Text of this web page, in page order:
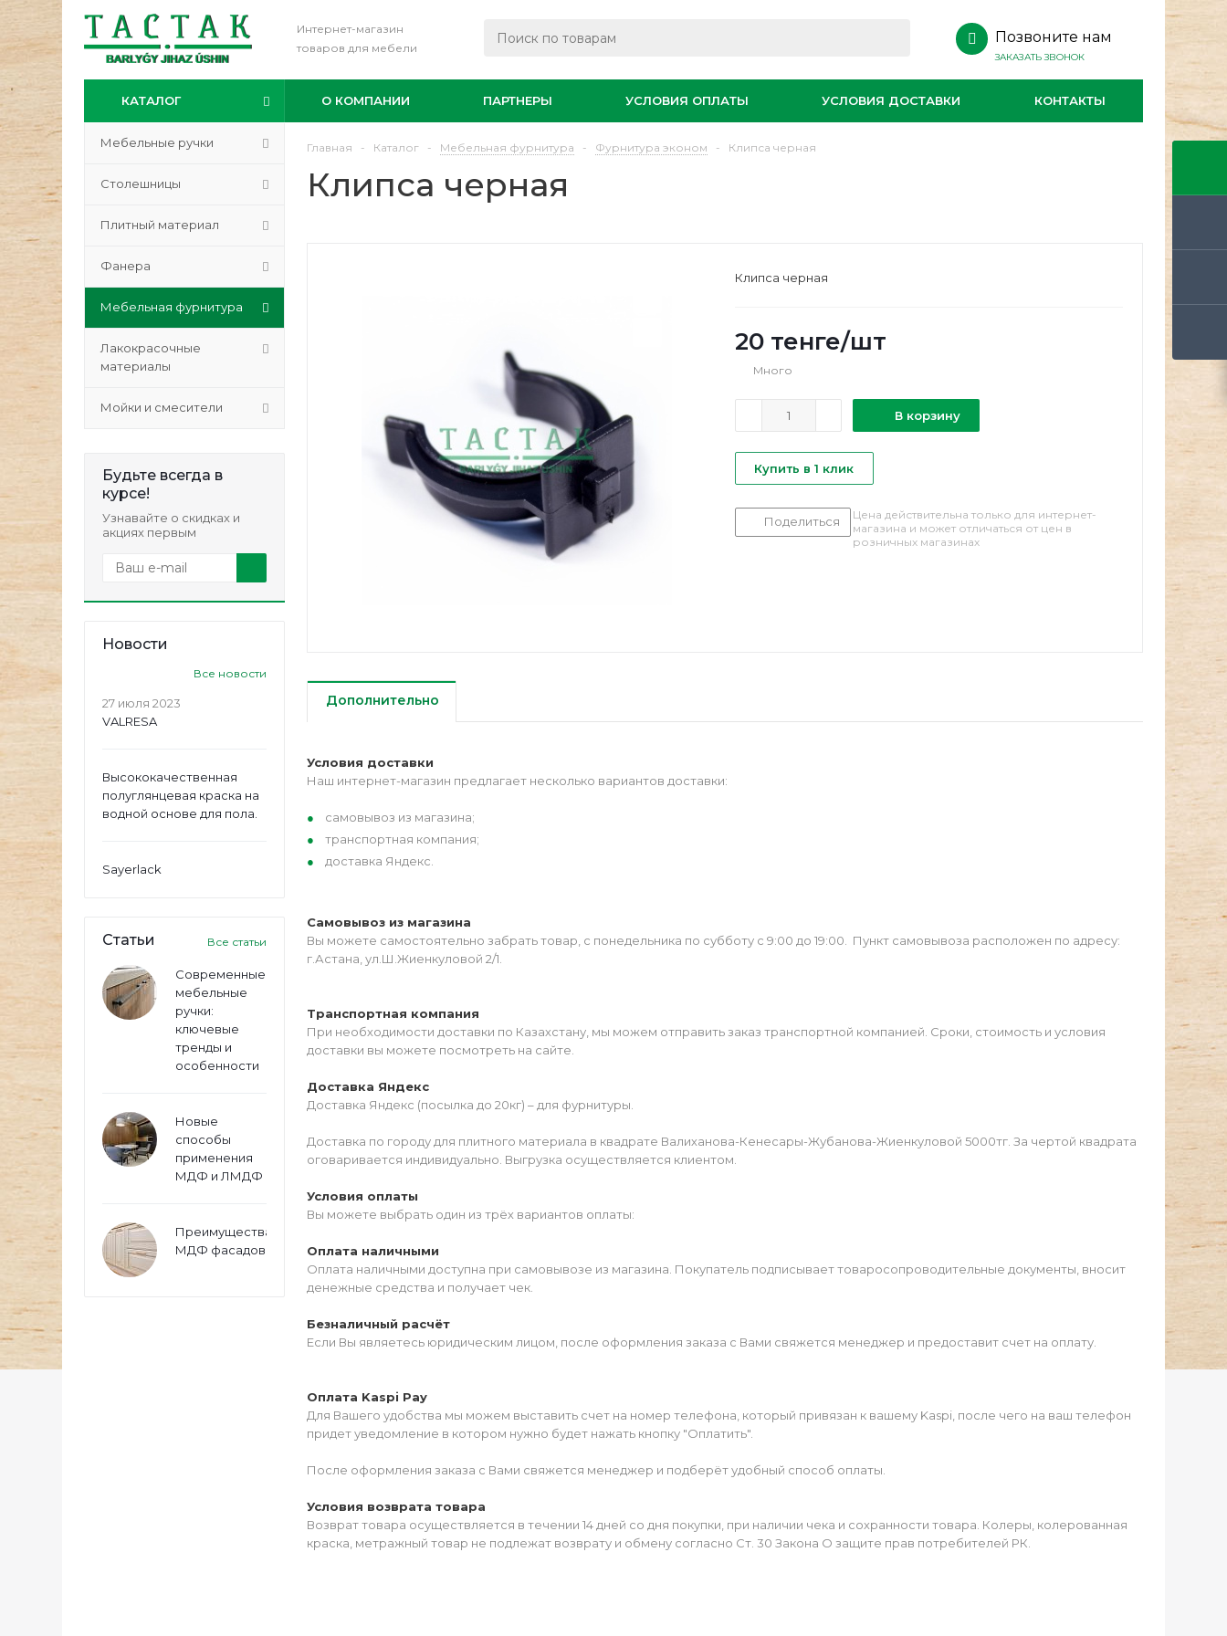
Интернет-магазин
товаров для мебели
Позвоните нам
ЗАКАЗАТЬ ЗВОНОК
КАТАЛОГ О КОМПАНИИ ПАРТНЕРЫ УСЛОВИЯ ОПЛАТЫ УСЛОВИЯ ДОСТАВКИ КОНТАКТЫ
Мебельные ручки
Столешницы
Плитный материал
Фанера
Мебельная фурнитура
Лакокрасочные
материалы
Мойки и смесители
Будьте всегда в
курсе!
Узнавайте о скидках и
акциях первым
Новости
Все новости
27 июля 2023
VALRESA
Высококачественная
полуглянцевая краска на
водной основе для пола.
Sayerlack
Статьи Все статьи
Современные
мебельные
ручки:
ключевые
тренды и
особенности
Новые
способы
применения
МДФ и ЛМДФ
Преимущества
МДФ фасадов
Главная - Каталог - Мебельная фурнитура - Фурнитура эконом - Клипса черная
Клипса черная
Клипса черная
20 тенге/шт
Много
В корзину
Купить в 1 клик
Поделиться
Цена действительна только для интернет-
магазина и может отличаться от цен в
розничных магазинах
Дополнительно
Условия доставки
Наш интернет-магазин предлагает несколько вариантов доставки:
самовывоз из магазина;
транспортная компания;
доставка Яндекс.
Самовывоз из магазина
Вы можете самостоятельно забрать товар, с понедельника по субботу с 9:00 до 19:00. Пункт самовывоза расположен по адресу:
г.Астана, ул.Ш.Жиенкуловой 2/1.
Транспортная компания
При необходимости доставки по Казахстану, мы можем отправить заказ транспортной компанией. Сроки, стоимость и условия
доставки вы можете посмотреть на сайте.
Доставка Яндекс
Доставка Яндекс (посылка до 20кг) – для фурнитуры.
Доставка по городу для плитного материала в квадрате Валиханова-Кенесары-Жубанова-Жиенкуловой 5000тг. За чертой квадрата
оговаривается индивидуально. Выгрузка осуществляется клиентом.
Условия оплаты
Вы можете выбрать один из трёх вариантов оплаты:
Оплата наличными
Оплата наличными доступна при самовывозе из магазина. Покупатель подписывает товаросопроводительные документы, вносит
денежные средства и получает чек.
Безналичный расчёт
Если Вы являетесь юридическим лицом, после оформления заказа с Вами свяжется менеджер и предоставит счет на оплату.
Оплата Kaspi Pay
Для Вашего удобства мы можем выставить счет на номер телефона, который привязан к вашему Kaspi, после чего на ваш телефон
придет уведомление в котором нужно будет нажать кнопку "Оплатить".
После оформления заказа с Вами свяжется менеджер и подберёт удобный способ оплаты.
Условия возврата товара
Возврат товара осуществляется в течении 14 дней со дня покупки, при наличии чека и сохранности товара. Колеры, колерованная
краска, метражный товар не подлежат возврату и обмену согласно Ст. 30 Закона О защите прав потребителей РК.